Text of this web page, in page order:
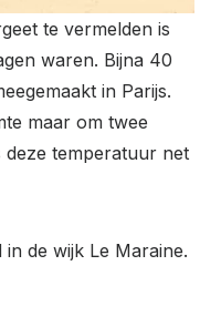
te vermelden is
waren. Bijna 40
in Parijs.
maar om twee
temperatuur net
de wijk Le Maraine.